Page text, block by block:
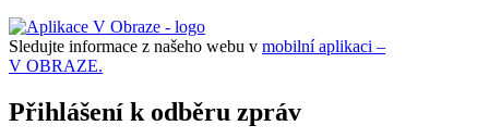
Sledujte informace z našeho webu v mobilní aplikaci –
V OBRAZE.
Přihlášení k odběru zpráv